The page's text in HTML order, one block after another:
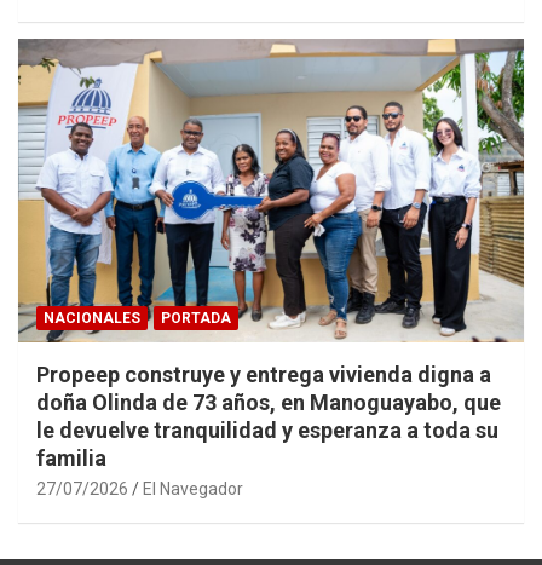
NACIONALES PORTADA
Propeep construye y entrega vivienda digna a
doña Olinda de 73 años, en Manoguayabo, que
le devuelve tranquilidad y esperanza a toda su
familia
27/07/2026 El Navegador